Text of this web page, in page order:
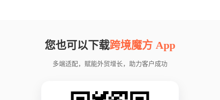
您也可以下载跨境魔方 App
多端适配，赋能外贸增长，助力客户成功